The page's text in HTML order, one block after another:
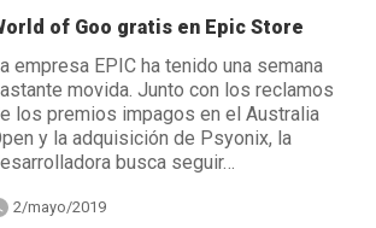
of Goo gratis en Epic Store
empresa EPIC ha tenido una semana
movida. Junto con los reclamos
los premios impagos en el Australia
y la adquisición de Psyonix, la
busca seguir…
2/mayo/2019